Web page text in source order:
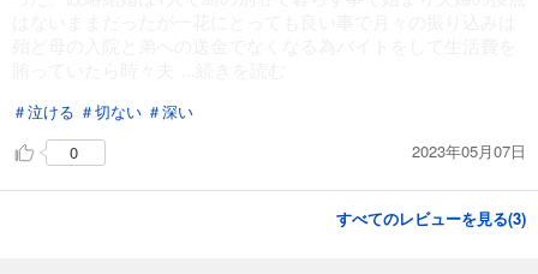
＃泣ける ＃切ない ＃深い
0
2023年05月07日
すべてのレビューを見る(3)